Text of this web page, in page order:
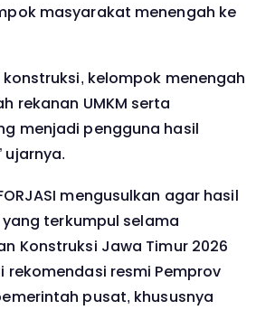
masyarakat menengah ke
konstruksi, kelompok menengah
rekanan UMKM serta
menjadi pengguna hasil
ujarnya.
mengusulkan agar hasil
terkumpul selama
Konstruksi Jawa Timur 2026
rekomendasi resmi Pemprov
pusat, khususnya